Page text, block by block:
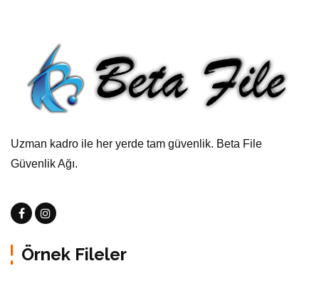
Uzman kadro ile her yerde tam güvenlik. Beta File
Güvenlik Ağı.
Örnek Fileler